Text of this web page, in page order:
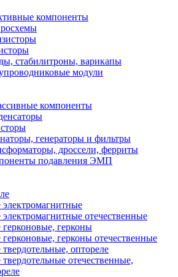
компоненты
стабилитроны, варикапы
модули
компоненты
генераторы и фильтры
дроссели, ферриты
подавления ЭМП
электромагнитные
электромагнитные отечественные
герконовые, герконы
герконовые, герконы отечественные
твердотельные, оптореле
твердотельные отечественные,